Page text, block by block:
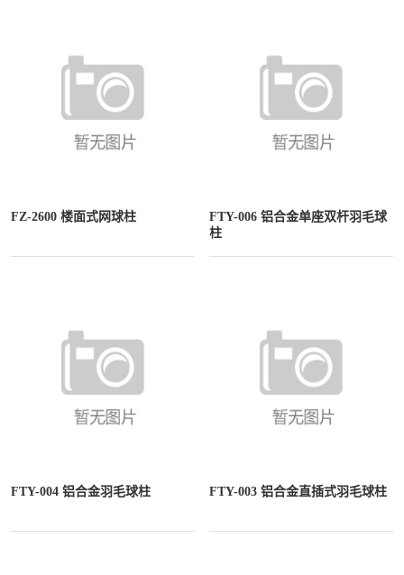
FZ-2600 楼面式网球柱
FTY-006 铝合金单座双杆羽毛球
柱
FTY-004 铝合金羽毛球柱 FTY-003 铝合金直插式羽毛球柱